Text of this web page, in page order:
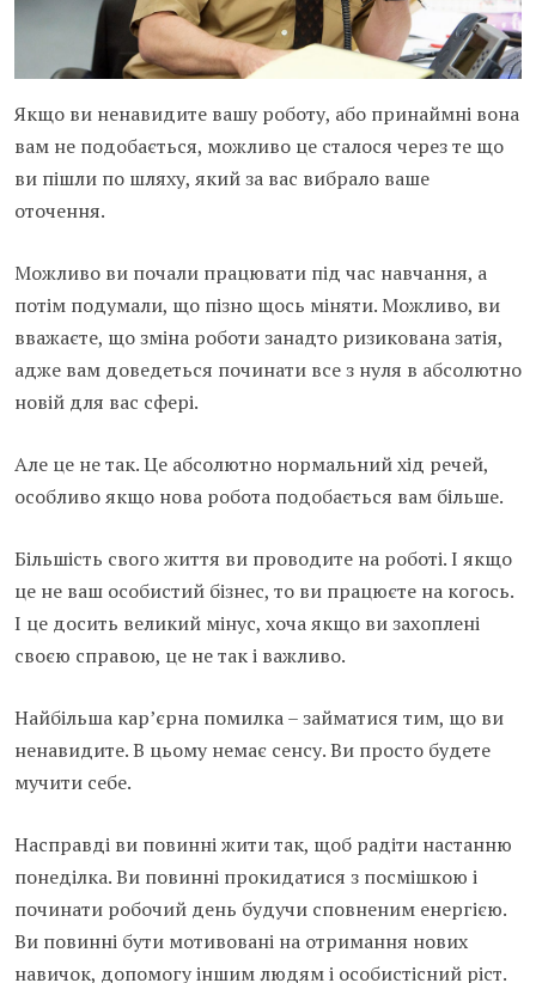
Якщо ви ненавидите вашу роботу, або принаймні вона
вам не подобається, можливо це сталося через те що
ви пішли по шляху, який за вас вибрало ваше
оточення.
Можливо ви почали працювати під час навчання, а
потім подумали, що пізно щось міняти. Можливо, ви
вважаєте, що зміна роботи занадто ризикована затія,
адже вам доведеться починати все з нуля в абсолютно
новій для вас сфері.
Але це не так. Це абсолютно нормальний хід речей,
особливо якщо нова робота подобається вам більше.
Більшість свого життя ви проводите на роботі. І якщо
це не ваш особистий бізнес, то ви працюєте на когось.
І це досить великий мінус, хоча якщо ви захоплені
своєю справою, це не так і важливо.
Найбільша кар’єрна помилка – займатися тим, що ви
ненавидите. В цьому немає сенсу. Ви просто будете
мучити себе.
Насправді ви повинні жити так, щоб радіти настанню
понеділка. Ви повинні прокидатися з посмішкою і
починати робочий день будучи сповненим енергією.
Ви повинні бути мотивовані на отримання нових
навичок, допомогу іншим людям і особистісний ріст.